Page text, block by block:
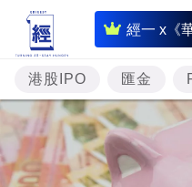
經一 x《
即
時
財
經
專
題
港股IPO 匯金